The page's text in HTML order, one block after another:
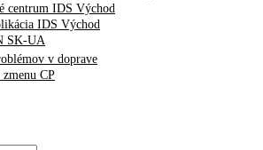
centrum IDS Východ
IDS Východ
SK-UA
v doprave
zmenu CP